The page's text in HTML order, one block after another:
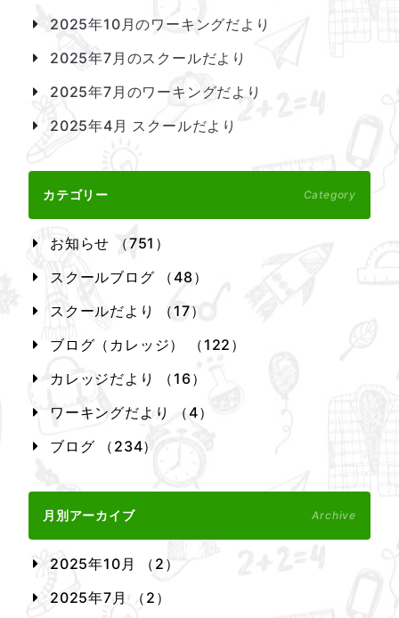
2025年10月のワーキングだより
2025年7月のスクールだより
2025年7月のワーキングだより
2025年4月 スクールだより
カテゴリー Category
お知らせ （751）
スクールブログ （48）
スクールだより （17）
ブログ（カレッジ） （122）
カレッジだより （16）
ワーキングだより （4）
ブログ （234）
月別アーカイブ Archive
2025年10月 （2）
2025年7月 （2）